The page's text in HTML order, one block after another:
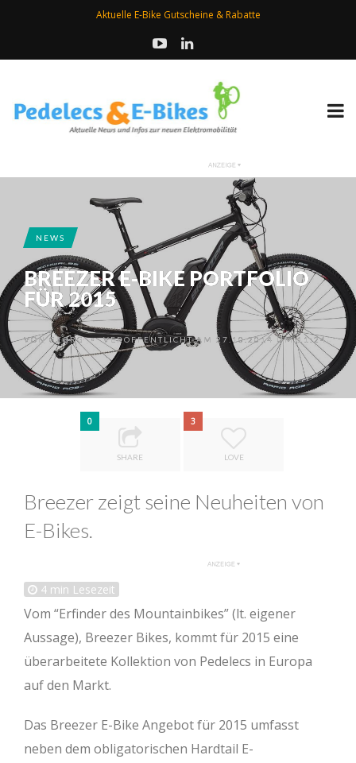
Aktuelle E-Bike Gutscheine & Rabatte
NEWS
BREEZER E-BIKE PORTFOLIO
FÜR 2015
VONGEORG •VERÖFFENTLICHT AM 27.10.2014 UM 11:24
0
SHARE
3
LOVE
Breezer zeigt seine Neuheiten von
E-Bikes.
4 min Lesezeit
Vom “Erfinder des Mountainbikes” (lt. eigener
Aussage), Breezer Bikes, kommt für 2015 eine
überarbeitete Kollektion von Pedelecs in Europa
auf den Markt.
Das Breezer E-Bike Angebot für 2015 umfasst
neben dem obligatorischen Hardtail E-